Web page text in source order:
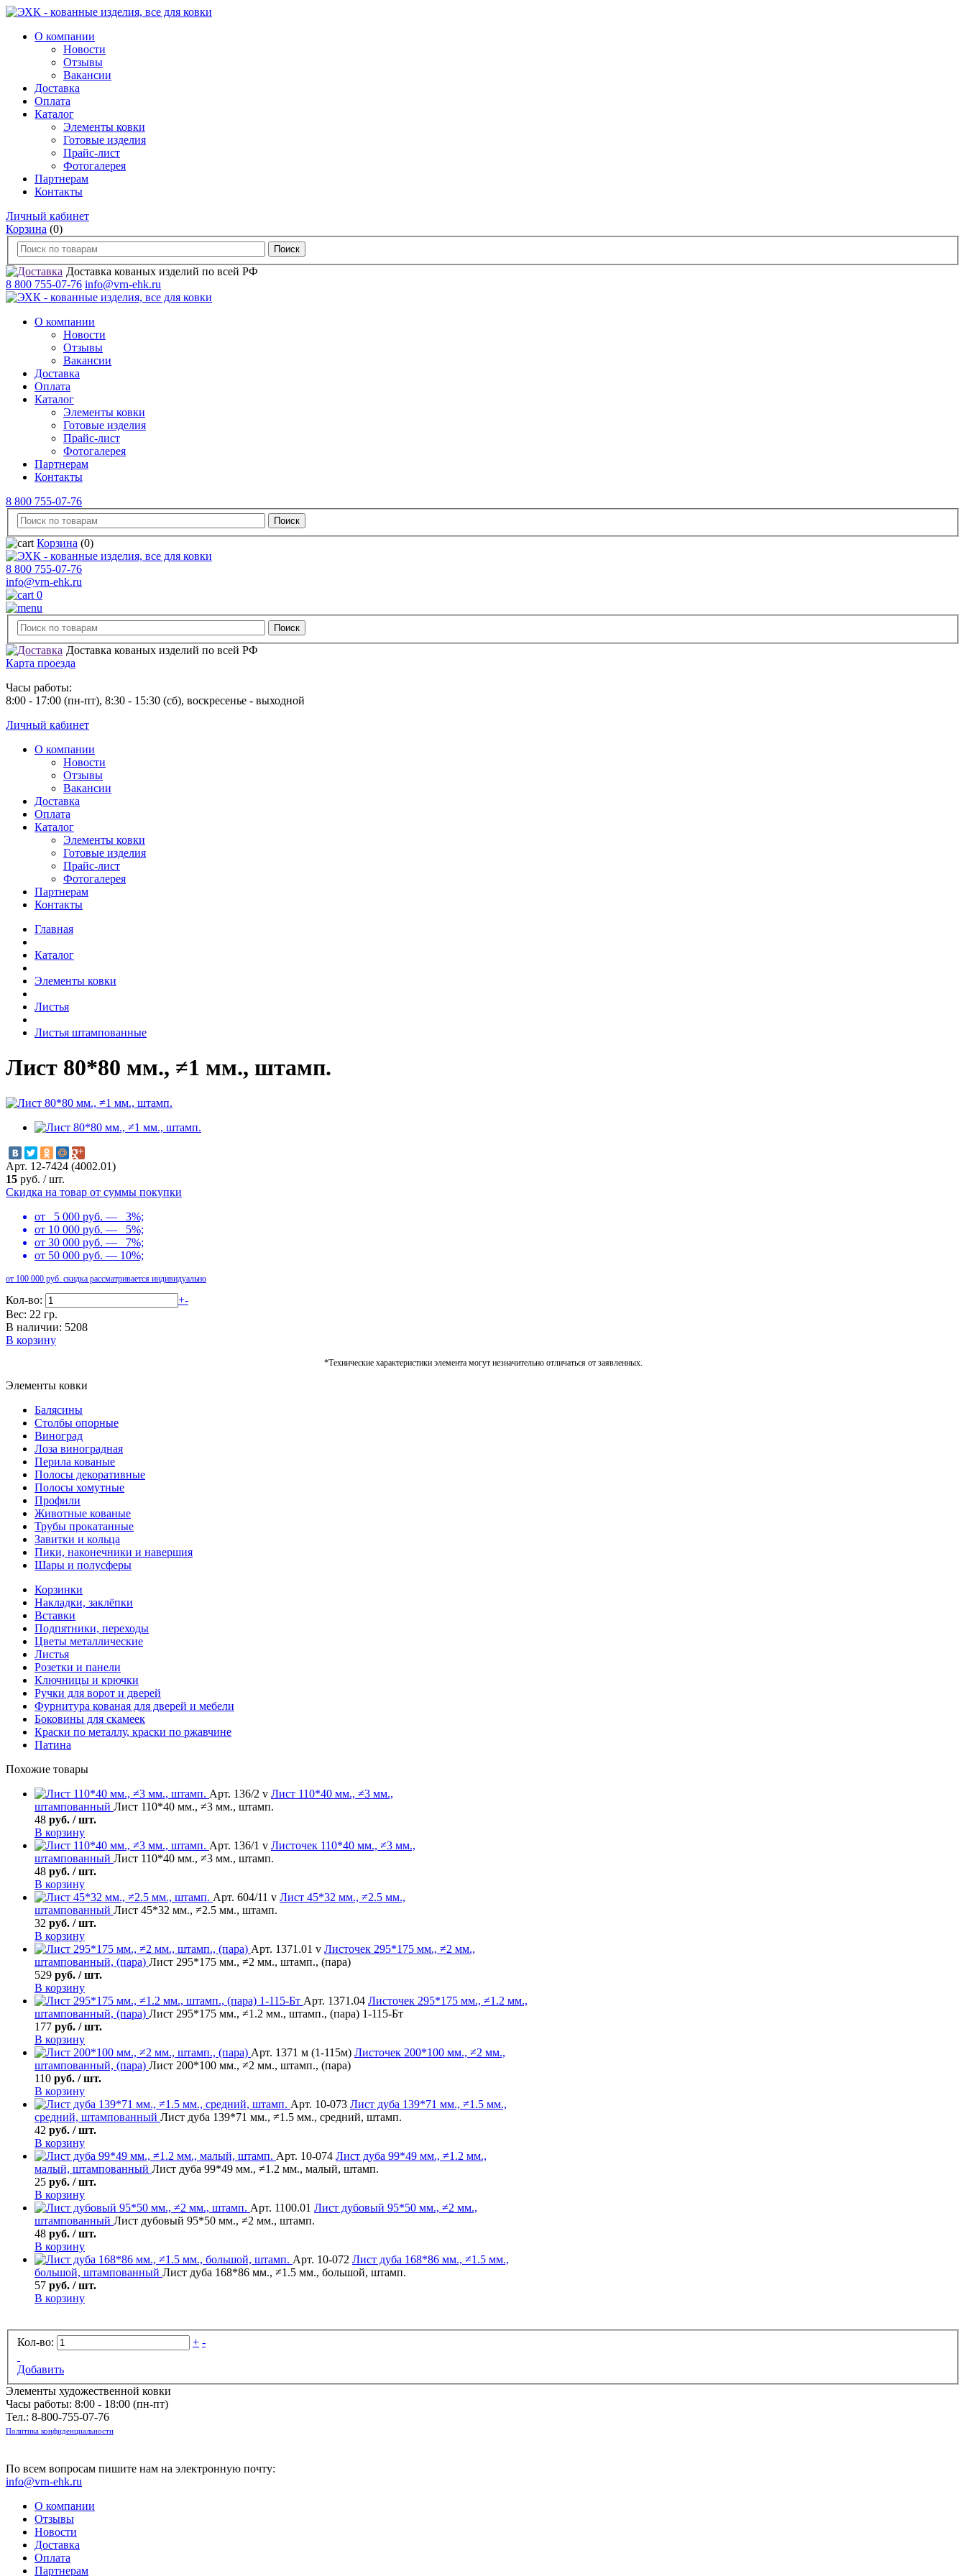
О компании
Новости
Отзывы
Вакансии
Доставка
Оплата
Каталог
Элементы ковки
Готовые изделия
Прайс-лист
Фотогалерея
Партнерам
Контакты
Личный кабинет
Корзина (0)
Доставка кованых изделий по всей РФ
8 800 755-07-76 info@vrn-ehk.ru
О компании
Новости
Отзывы
Вакансии
Доставка
Оплата
Каталог
Элементы ковки
Готовые изделия
Прайс-лист
Фотогалерея
Партнерам
Контакты
8 800 755-07-76
Корзина (0)
8 800 755-07-76
info@vrn-ehk.ru
0
Доставка кованых изделий по всей РФ
Карта проезда
Часы работы:
8:00 - 17:00 (пн-пт), 8:30 - 15:30 (сб), воскресенье - выходной
Личный кабинет
О компании
Новости
Отзывы
Вакансии
Доставка
Оплата
Каталог
Элементы ковки
Готовые изделия
Прайс-лист
Фотогалерея
Партнерам
Контакты
Главная
Каталог
Элементы ковки
Листья
Листья штампованные
Лист 80*80 мм., ≠1 мм., штамп.
Арт. 12-7424 (4002.01)
15 руб. /шт.
Скидка на товар от суммы покупки
от 5 000 руб. — 3%;
от 10 000 руб. — 5%;
от 30 000 руб. — 7%;
от 50 000 руб. — 10%;
от 100 000 руб. скидка рассматривается индивидуально
Кол-во: +-
Вес: 22 гр.
В наличии: 5208
В корзину
*Технические характеристики элемента могут незначительно отличаться от заявленных.
Элементы ковки
Балясины
Столбы опорные
Виноград
Лоза виноградная
Перила кованые
Полосы декоративные
Полосы хомутные
Профили
Животные кованые
Трубы прокатанные
Завитки и кольца
Пики, наконечники и навершия
Шары и полусферы
Корзинки
Накладки, заклёпки
Вставки
Подпятники, переходы
Цветы металлические
Листья
Розетки и панели
Ключницы и крючки
Ручки для ворот и дверей
Фурнитура кованая для дверей и мебели
Боковины для скамеек
Краски по металлу, краски по ржавчине
Патина
Похожие товары
Арт. 136/2 v Лист 110*40 мм., ≠3 мм.,
штампованный Лист 110*40 мм., ≠3 мм., штамп.
48 руб. / шт.
В корзину
Арт. 136/1 v Листочек 110*40 мм., ≠3 мм.,
штампованный Лист 110*40 мм., ≠3 мм., штамп.
48 руб. / шт.
В корзину
Арт. 604/11 v Лист 45*32 мм., ≠2.5 мм.,
штампованный Лист 45*32 мм., ≠2.5 мм., штамп.
32 руб. / шт.
В корзину
Арт. 1371.01 v Листочек 295*175 мм., ≠2 мм.,
штампованный, (пара) Лист 295*175 мм., ≠2 мм., штамп., (пара)
529 руб. / шт.
В корзину
Арт. 1371.04 Листочек 295*175 мм., ≠1.2 мм.,
штампованный, (пара) Лист 295*175 мм., ≠1.2 мм., штамп., (пара) 1-115-Бт
177 руб. / шт.
В корзину
Арт. 1371 м (1-115м) Листочек 200*100 мм., ≠2 мм.,
штампованный, (пара) Лист 200*100 мм., ≠2 мм., штамп., (пара)
110 руб. / шт.
В корзину
Арт. 10-073 Лист дуба 139*71 мм., ≠1.5 мм.,
средний, штампованный Лист дуба 139*71 мм., ≠1.5 мм., средний, штамп.
42 руб. / шт.
В корзину
Арт. 10-074 Лист дуба 99*49 мм., ≠1.2 мм.,
малый, штампованный Лист дуба 99*49 мм., ≠1.2 мм., малый, штамп.
25 руб. / шт.
В корзину
Арт. 1100.01 Лист дубовый 95*50 мм., ≠2 мм.,
штампованный Лист дубовый 95*50 мм., ≠2 мм., штамп.
48 руб. / шт.
В корзину
Арт. 10-072 Лист дуба 168*86 мм., ≠1.5 мм.,
большой, штампованный Лист дуба 168*86 мм., ≠1.5 мм., большой, штамп.
57 руб. / шт.
В корзину
Кол-во: + -
Добавить
Элементы художественной ковки
Часы работы: 8:00 - 18:00 (пн-пт)
Тел.: 8-800-755-07-76
Политика конфиденциальности
По всем вопросам пишите нам на электронную почту:
info@vrn-ehk.ru
О компании
Отзывы
Новости
Доставка
Оплата
Партнерам